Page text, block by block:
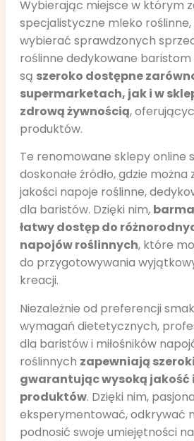
Wybierając miejsce w którym
specjalistyczne mleko
wybierać sprawdzonych
roślinne dedykowane
są szeroko dostępne
supermarketach, jak i w
zdrową żywnością,
produktów.
Te renomowane sklepy online
doskonałe źródło, gdzie
jakości napoje roślinne,
dla baristów. Dzięki nim,
łatwy dostęp do
napojów roślinnych, które
do przygotowywania
kreacji.
Niezależnie od preferencji
wymagań dietetycznych,
dla baristów i miłośników
roślinnych zapewniają
gwarantując wysoką jakość
produktów. Dzięki nim,
eksperymentować, odkrywać
podnosić swoje umiejętności